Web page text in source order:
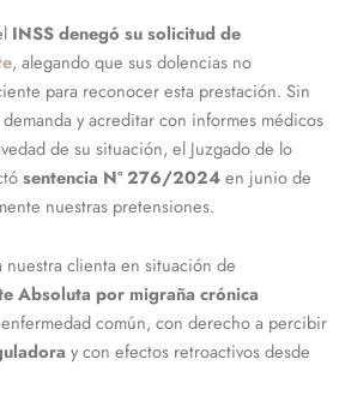
INSS denegó su solicitud de
, alegando que sus dolencias no
para reconocer esta prestación. Sin
y acreditar con informes médicos
de su situación, el Juzgado de lo
sentencia Nº 276/2024en junio de
nuestras pretensiones.
clienta en situación de
Absoluta por migraña crónica
común, con derecho a percibir
y con efectos retroactivos desde